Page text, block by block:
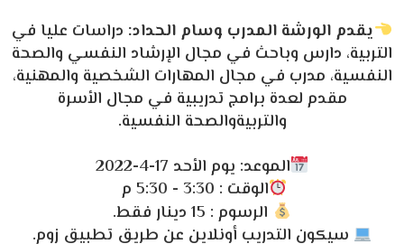
يقدم الورشة المدرب وسام الحداد: دراسات عليا في
التربية، دارس وباحث في مجال الإرشاد النفسي والصحة
النفسية، مدرب في مجال المهارات الشخصية والمهنية،
مقدم لعدة برامج تدريبية في مجال الأسرة
والتربيةوالصحة النفسية.
الموعد: يوم الأحد 17-4-2022
الوقت : 3:30 - 5:30 م
الرسوم : 15 دينار فقط.
سيكون التدريب أونلاين عن طريق تطبيق زوم.